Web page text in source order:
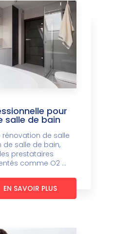
pour
salle de bain
rénovation de salle
de salle de bain,
prestataires
comme O2 ...
EN SAVOIR PLUS